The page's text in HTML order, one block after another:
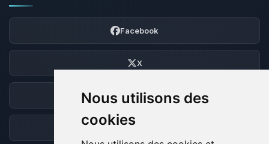
Nous utilisons des
cookies
Facebook
X
Discord
Forum